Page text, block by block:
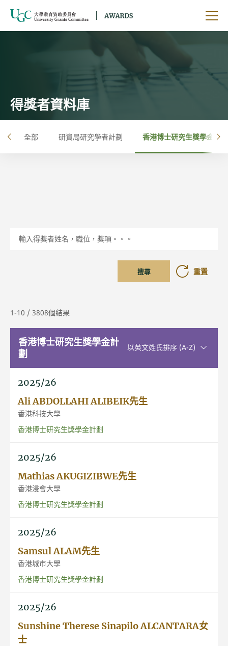
開
得獎者資料庫
左 全部 研資局研究學者計劃 香港博士研究生獎學金計劃
搜尋 重置
1-10 / 3808個結果
香港博士研究生獎學金計
劃
以英文姓氏排序 (A-Z)升序排序
2025/26
Ali ABDOLLAHI ALIBEIK先生
香港科技大學
香港博士研究生獎學金計劃
2025/26
Mathias AKUGIZIBWE先生
香港浸會大學
香港博士研究生獎學金計劃
2025/26
Samsul ALAM先生
香港城市大學
香港博士研究生獎學金計劃
2025/26
Sunshine Therese Sinapilo ALCANTARA女
士